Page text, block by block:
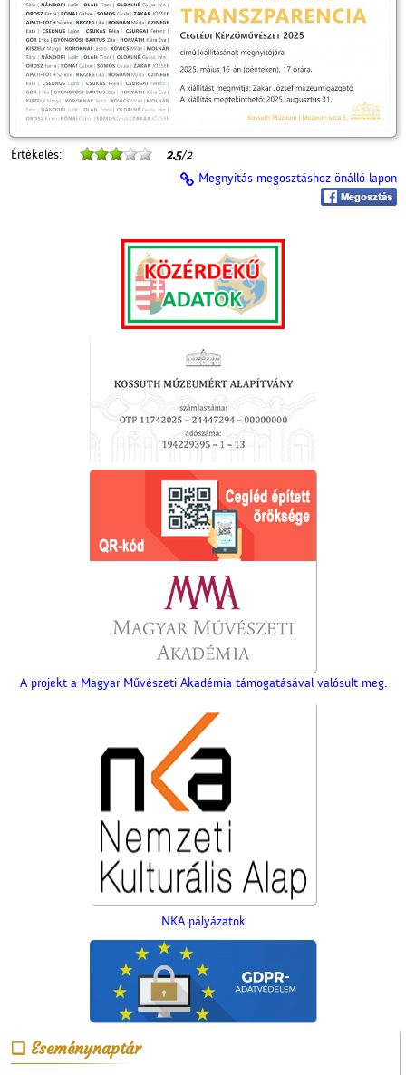
Értékelés: 2.5/2
Megnyitás megosztáshoz önálló lapon
A projekt a Magyar Művészeti Akadémia támogatásával valósult meg.
NKA pályázatok
Eseménynaptár